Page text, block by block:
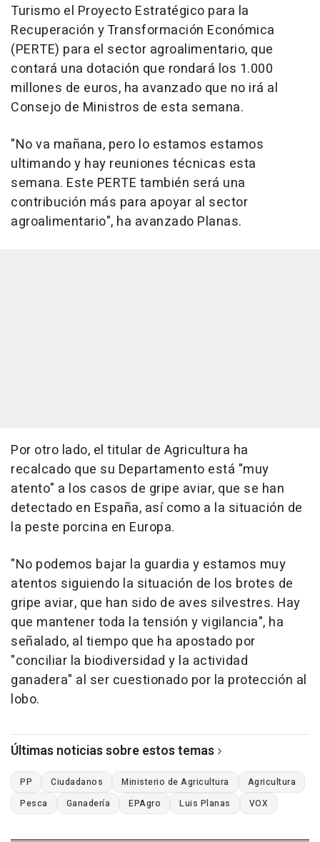
Turismo el Proyecto Estratégico para la
Recuperación y Transformación Económica
(PERTE) para el sector agroalimentario, que
contará una dotación que rondará los 1.000
millones de euros, ha avanzado que no irá al
Consejo de Ministros de esta semana.
"No va mañana, pero lo estamos estamos
ultimando y hay reuniones técnicas esta
semana. Este PERTE también será una
contribución más para apoyar al sector
agroalimentario", ha avanzado Planas.
Por otro lado, el titular de Agricultura ha
recalcado que su Departamento está "muy
atento" a los casos de gripe aviar, que se han
detectado en España, así como a la situación de
la peste porcina en Europa.
"No podemos bajar la guardia y estamos muy
atentos siguiendo la situación de los brotes de
gripe aviar, que han sido de aves silvestres. Hay
que mantener toda la tensión y vigilancia", ha
señalado, al tiempo que ha apostado por
"conciliar la biodiversidad y la actividad
ganadera" al ser cuestionado por la protección al
lobo.
Últimas noticias sobre estos temas
PP Ciudadanos Ministerio de Agricultura
Agricultura
Pesca
Ganadería EPAgro Luis Planas VOX